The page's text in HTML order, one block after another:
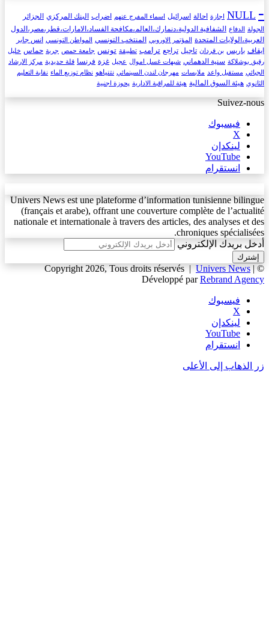
-
NULL اجازة احالة اسرائيل اسماء المفرج عنهم اضراب البنك المركزي الجزائر
الجولة الدفاع
الشفافية الدولية،دنمارك،العالم،مكافحة الفساد،الامارات،قطر،مصر،الدول
العربية،الولايات المتحدة
المؤتمر الاوروبي المنتخب التونسي المواطن التونسي
انس جابر
ايقاف باريس بن قردان تاجيل تراجع ترامب تطبيقة تونس جامعة حمص جربة حماس خليل
رقيق بوشلاكة سنية الدهماني شبهات غسل اموال عجيل غزة فرنسا قلة حديدية مركز الارشاد
الجبائي مستقبل واعد ملابسات مهرجان لندن السينمائي نتنياهو نظام توزيع الماء نقابة التعليم
الثانوي هيئة السوق المالية هيئة للمراقبة الادارية پحوزة اجنبية
Suivez-nous
فيسبوك
‫X
لينكدإن
‫YouTube
انستقرام
Univers News est une plateforme d’information tunisienne bilingue
(français et arabe), offrant une couverture complète de l’actualité
nationale et internationale à travers des articles, des analyses et des
chroniques spécialisées.
أدخل بريدك الإلكتروني
© Copyright 2026, Tous droits réservés |
Univers News|
Développé parRebrand Agency
فيسبوك
‫X
لينكدإن
‫YouTube
انستقرام
زر الذهاب إلى الأعلى